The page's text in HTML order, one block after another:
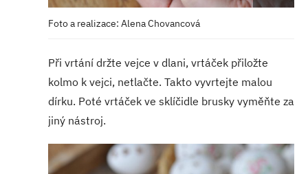
Foto a realizace: Alena Chovancová
Při vrtání držte vejce v dlani, vrtáček přiložte
kolmo k vejci, netlačte. Takto vyvrtejte malou
dírku. Poté vrtáček ve sklíčidle brusky vyměňte za
jiný nástroj.